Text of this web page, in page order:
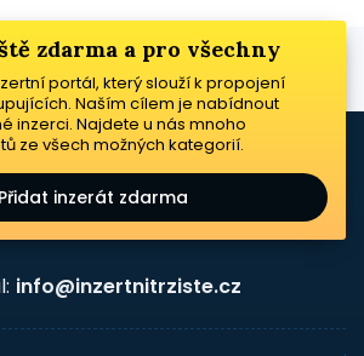
zdarma a pro všechny
portál, který slouží k propojení
Naším cílem je nabídnout
inzerci. Najdete u nás mnoho
ze všech možných kategorií.
Přidat inzerát zdarma
info@inzertnitrziste.cz